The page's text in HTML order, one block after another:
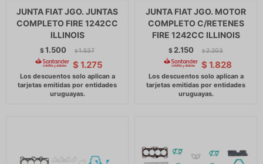
JUNTA FIAT JGO. JUNTAS
COMPLETO FIRE 1242CC
ILLINOIS
$1.500 $ 1.537
$ 1.275
JUNTA FIAT JGO. MOTOR
COMPLETO C/RETENES
FIRE 1242CC ILLINOIS
$ 2.150 $ 2.203
$ 1.828